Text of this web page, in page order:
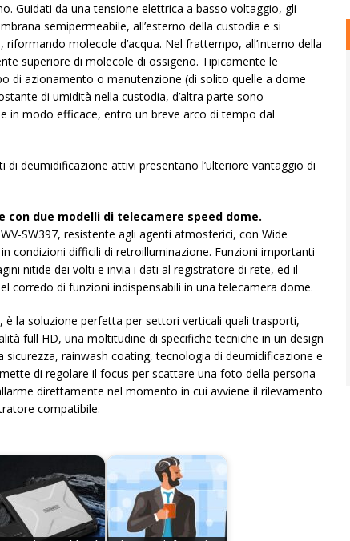
Guidati da una tensione elettrica a basso voltaggio, gli
semipermeabile, all’esterno della custodia e si
molecole d’acqua. Nel frattempo, all’interno della
superiore di molecole di ossigeno. Tipicamente le
di azionamento o manutenzione (di solito quelle a dome
di umidità nella custodia, d’altra parte sono
in modo efficace, entro un breve arco di tempo dal
deumidificazione attivi presentano l’ulteriore vantaggio di
due modelli di telecamere speed dome.
SW397, resistente agli agenti atmosferici, con Wide
condizioni difficili di retroilluminazione. Funzioni importanti
nitide dei volti e invia i dati al registratore di rete, ed il
corredo di funzioni indispensabili in una telecamera dome.
è la soluzione perfetta per settori verticali quali trasporti,
full HD, una moltitudine di specifiche tecniche in un design
rainwash coating, tecnologia di deumidificazione e
di regolare il focus per scattare una foto della persona
direttamente nel momento in cui avviene il rilevamento
compatibile.